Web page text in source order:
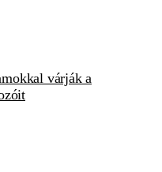
várják a